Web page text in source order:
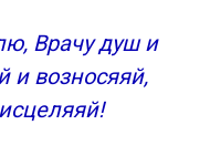
Врачу душ и
и возносяяй,